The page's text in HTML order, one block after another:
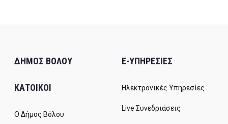
ΔΗΜΟΣ ΒΟΛΟΥ
ΚΑΤΟΙΚΟΙ
Ο Δήμος Βόλου
E-ΥΠΗΡΕΣΙΕΣ
Ηλεκτρονικές Υπηρεσίες
Live Συνεδριάσεις